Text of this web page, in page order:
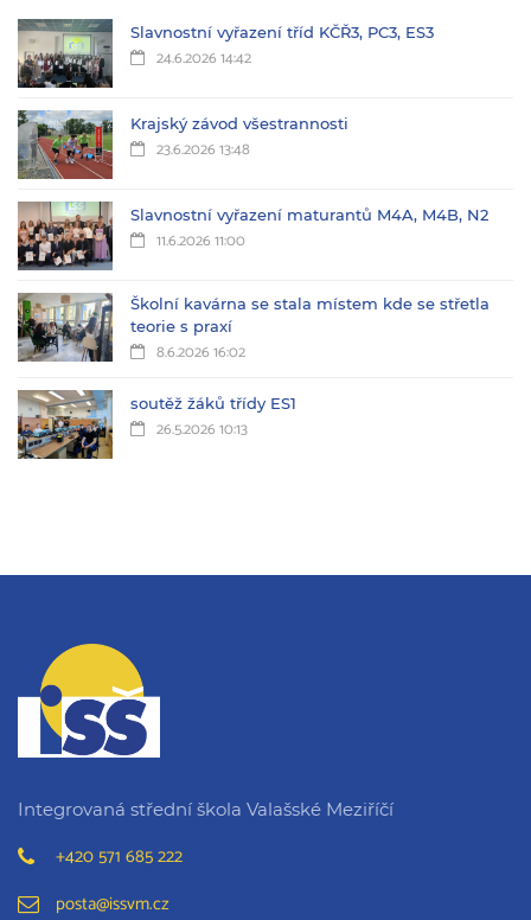
Slavnostní vyřazení tříd KČŘ3, PC3, ES3
24.6.2026 14:42
Krajský závod všestrannosti
23.6.2026 13:48
Slavnostní vyřazení maturantů M4A, M4B, N2
11.6.2026 11:00
Školní kavárna se stala místem kde se střetla
teorie s praxí
8.6.2026 16:02
soutěž žáků třídy ES1
26.5.2026 10:13
Integrovaná střední škola Valašské Meziříčí
+420 571 685 222
posta@issvm.cz